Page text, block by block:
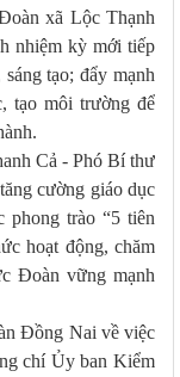
xã Lộc Thạnh
nhiệm kỳ mới tiếp
tạo; đẩy mạnh
tạo môi trường để
Cả - Phó Bí thư
cường giáo dục
phong trào “5 tiên
hoạt động, chăm
Đoàn vững mạnh
Đồng Nai về việc
chí Ủy ban Kiểm